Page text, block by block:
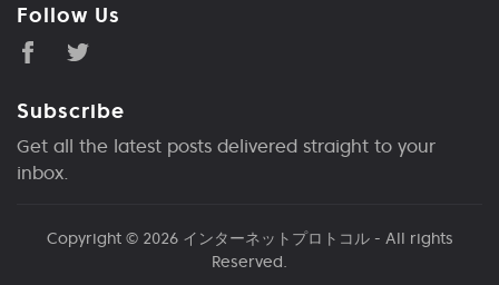
Follow Us
Subscribe
Get all the latest posts delivered straight to your
inbox.
Copyright © 2026 インターネットプロトコル- All rights
Reserved.